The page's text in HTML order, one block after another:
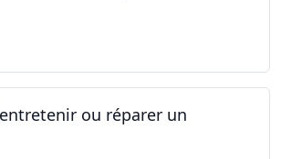
ou réparer un